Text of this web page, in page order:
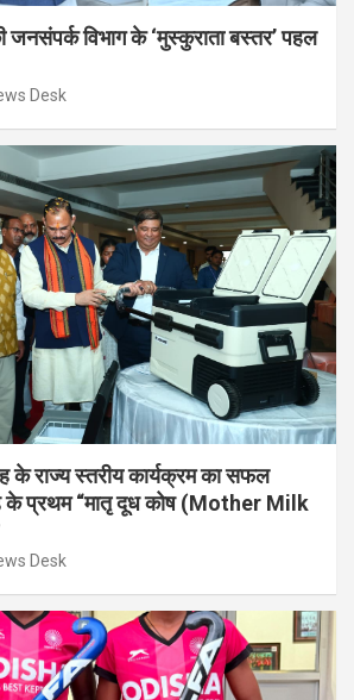
जनसंपर्क विभाग के ‘मुस्कुराता बस्तर’ पहल
Desk
के राज्य स्तरीय कार्यक्रम का सफल
के प्रथम “मातृ दूध कोष (Mother Milk
Desk